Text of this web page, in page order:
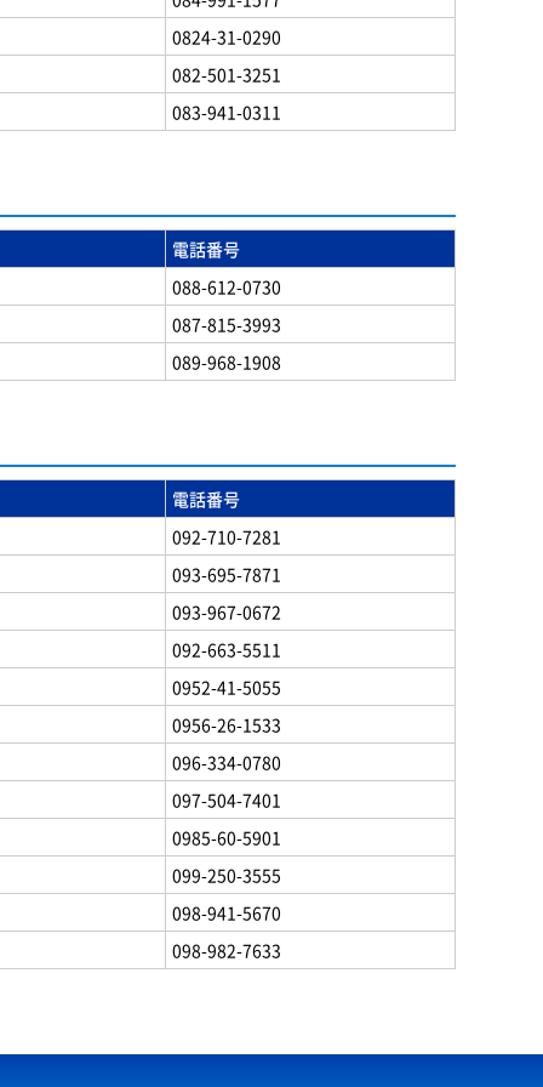
0824-31-0290
082-501-3251
083-941-0311
電話番号
088-612-0730
087-815-3993
089-968-1908
電話番号
092-710-7281
093-695-7871
093-967-0672
092-663-5511
0952-41-5055
0956-26-1533
096-334-0780
097-504-7401
0985-60-5901
099-250-3555
098-941-5670
098-982-7633